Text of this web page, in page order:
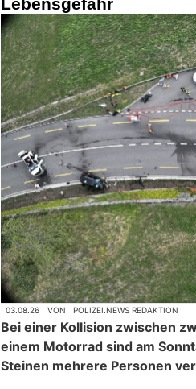
Steinen SZ: Acht
Verkehrsunfall – Kind
Lebensgefahr